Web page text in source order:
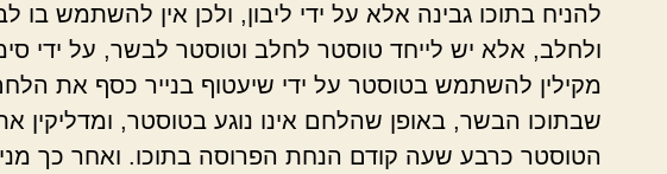
להניח בתוכו גבינה אלא על ידי ליבון, ולכן אין להשתמש בו
ולחלב, אלא יש לייחד טוסטר לחלב וטוסטר לבשר, על ידי
מקילין להשתמש בטוסטר על ידי שיעטוף בנייר כסף את
שבתוכו הבשר, באופן שהלחם אינו נוגע בטוסטר, ומדליקין
הטוסטר כרבע שעה קודם הנחת הפרוסה בתוכו. ואחר כך